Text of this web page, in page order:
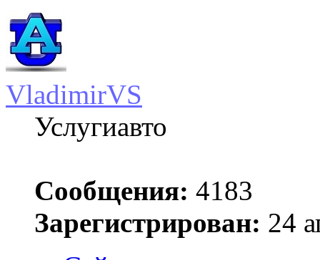
VladimirVS
Услугиавто
Сообщения: 4183
Зарегистрирован: 24